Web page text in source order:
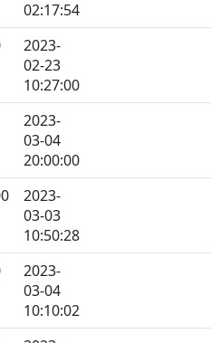
02:17:54
2023-
02-23
10:27:00
2023-
03-04
20:00:00
2023-
03-03
10:50:28
2023-
03-04
10:10:02